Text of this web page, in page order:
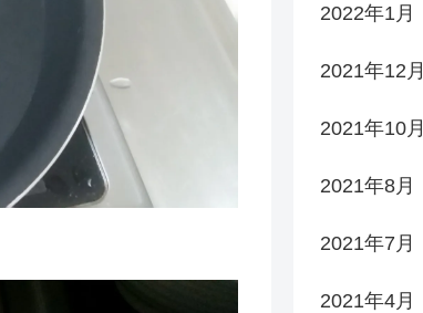
2022年1月
2021年12月
2021年10月
2021年8月
2021年7月
2021年4月